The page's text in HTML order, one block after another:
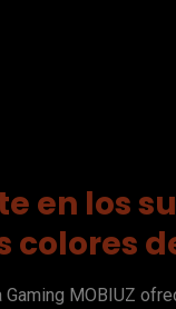
en los
colores
MOBIUZ